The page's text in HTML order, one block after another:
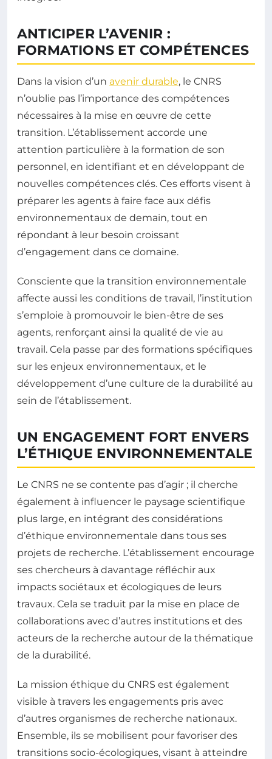
ANTICIPER L’AVENIR :
FORMATIONS ET COMPÉTENCES
Dans la vision d’un avenir durable, le CNRS
n’oublie pas l’importance des compétences
nécessaires à la mise en œuvre de cette
transition. L’établissement accorde une
attention particulière à la formation de son
personnel, en identifiant et en développant de
nouvelles compétences clés. Ces efforts visent à
préparer les agents à faire face aux défis
environnementaux de demain, tout en
répondant à leur besoin croissant
d’engagement dans ce domaine.
Consciente que la transition environnementale
affecte aussi les conditions de travail, l’institution
s’emploie à promouvoir le bien-être de ses
agents, renforçant ainsi la qualité de vie au
travail. Cela passe par des formations spécifiques
sur les enjeux environnementaux, et le
développement d’une culture de la durabilité au
sein de l’établissement.
UN ENGAGEMENT FORT ENVERS
L’ÉTHIQUE ENVIRONNEMENTALE
Le CNRS ne se contente pas d’agir ; il cherche
également à influencer le paysage scientifique
plus large, en intégrant des considérations
d’éthique environnementale dans tous ses
projets de recherche. L’établissement encourage
ses chercheurs à davantage réfléchir aux
impacts sociétaux et écologiques de leurs
travaux. Cela se traduit par la mise en place de
collaborations avec d’autres institutions et des
acteurs de la recherche autour de la thématique
de la durabilité.
La mission éthique du CNRS est également
visible à travers les engagements pris avec
d’autres organismes de recherche nationaux.
Ensemble, ils se mobilisent pour favoriser des
transitions socio-écologiques, visant à atteindre